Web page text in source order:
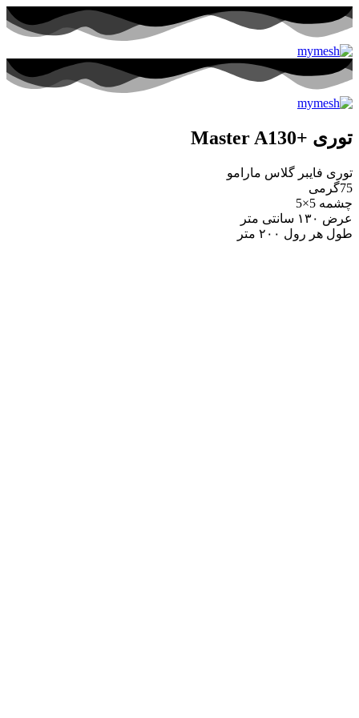
توری +Master A130
توری فایبر گلاس مارامو
75گرمی
چشمه 5×5
عرض ۱۳۰ سانتی متر
طول هر رول ۲۰۰ متر